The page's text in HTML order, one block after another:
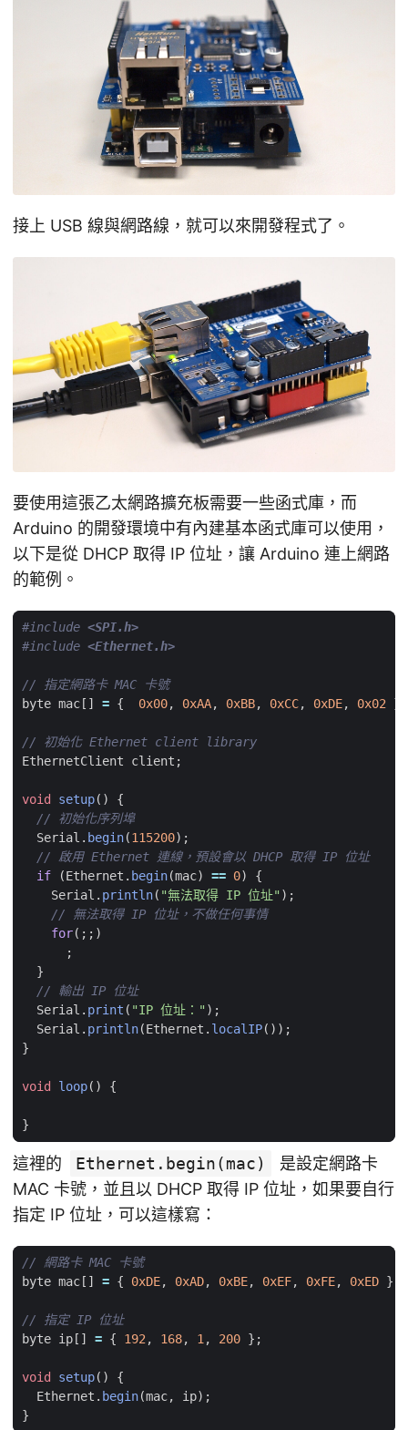
接上 USB 線與網路線，就可以來開發程式了。
要使用這張乙太網路擴充板需要一些函式庫，而
Arduino 的開發環境中有內建基本函式庫可以使用，
以下是從 DHCP 取得 IP 位址，讓 Arduino 連上網路
的範例。
#include <SPI.h>
#include <Ethernet.h>
byte mac [] = { 0x00, 0xAA, 0xBB, 0xCC, 0xDE, 0x02 };
EthernetClient
client ;
void setup()
{
Serial . begin(115200);
if
(Ethernet . begin(mac) == 0)
{
Serial . println( "無法取得 IP 位址");
for(;;)
;
}
Serial . print ( "IP 位址：");
Serial . println(Ethernet . localIP());
}
void loop() {
}
這裡的 Ethernet.begin(mac)
是設定網路卡
MAC 卡號，並且以 DHCP 取得 IP 位址，如果要自行
指定 IP 位址，可以這樣寫：
byte mac [] = { 0xDE, 0xAD, 0xBE, 0xEF, 0xFE, 0xED };
byte ip [] = { 192 , 168, 1 , 200 };
void setup()
{
Ethernet . begin(mac, ip);
}